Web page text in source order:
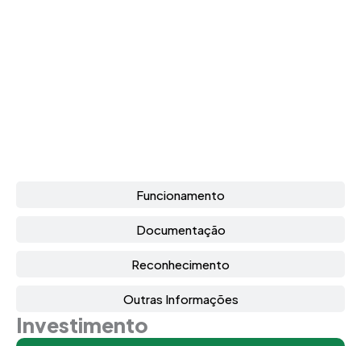
Funcionamento
Documentação
Reconhecimento
Outras Informações
Investimento